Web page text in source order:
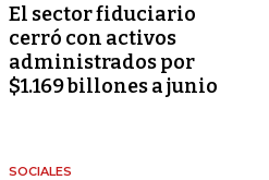
El sector fiduciario
cerró con activos
administrados por
$1.169 billones a junio
SOCIALES